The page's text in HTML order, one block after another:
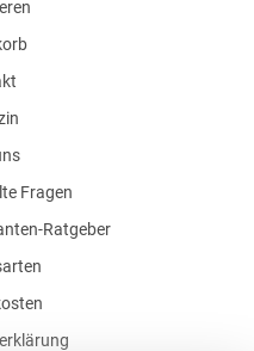
Fragen
Ratgeber